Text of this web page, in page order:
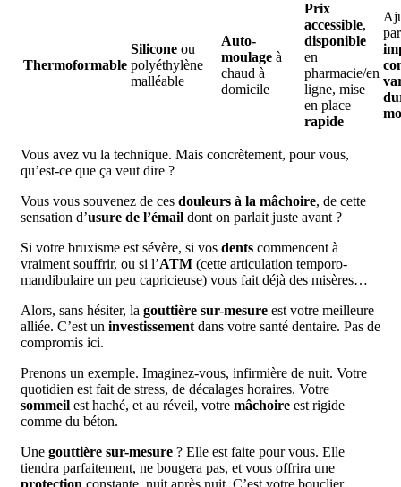
Thermoformable
Silicone ou
polyéthylène
malléable
Auto-
moulage à
chaud à
domicile
Prix
accessible,
disponible
en
pharmacie/en
ligne, mise
en place
rapide
Vous avez vu la technique. Mais concrètement, pour vous,
qu’est-ce que ça veut dire ?
Vous vous souvenez de ces douleurs à la mâchoire, de cette
sensation d’usure de l’émail dont on parlait juste avant ?
Si votre bruxisme est sévère, si vos dents commencent à
vraiment souffrir, ou si l’ATM (cette articulation temporo-
mandibulaire un peu capricieuse) vous fait déjà des misères…
Alors, sans hésiter, la gouttière sur-mesure est votre meilleure
alliée. C’est un investissement dans votre santé dentaire. Pas de
compromis ici.
Prenons un exemple. Imaginez-vous, infirmière de nuit. Votre
quotidien est fait de stress, de décalages horaires. Votre
sommeil est haché, et au réveil, votre mâchoire est rigide
comme du béton.
Une gouttière sur-mesure ? Elle est faite pour vous. Elle
tiendra parfaitement, ne bougera pas, et vous offrira une